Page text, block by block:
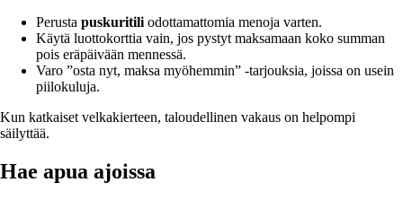
Perusta puskuritili odottamattomia menoja varten.
Käytä luottokorttia vain, jos pystyt maksamaan koko summan
pois eräpäivään mennessä.
Varo ”osta nyt, maksa myöhemmin” -tarjouksia, joissa on usein
piilokuluja.
Kun katkaiset velkakierteen, taloudellinen vakaus on helpompi
säilyttää.
Hae apua ajoissa